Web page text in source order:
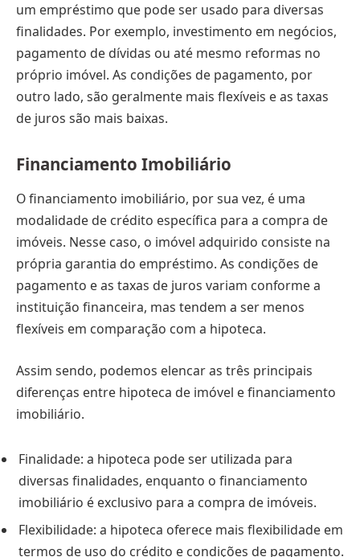
um empréstimo que pode ser usado para diversas
finalidades. Por exemplo, investimento em negócios,
pagamento de dívidas ou até mesmo reformas no
próprio imóvel. As condições de pagamento, por
outro lado, são geralmente mais flexíveis e as taxas
de juros são mais baixas.
Financiamento Imobiliário
O financiamento imobiliário, por sua vez, é uma
modalidade de crédito específica para a compra de
imóveis. Nesse caso, o imóvel adquirido consiste na
própria garantia do empréstimo. As condições de
pagamento e as taxas de juros variam conforme a
instituição financeira, mas tendem a ser menos
flexíveis em comparação com a hipoteca.
Assim sendo, podemos elencar as três principais
diferenças entre hipoteca de imóvel e financiamento
imobiliário.
Finalidade: a hipoteca pode ser utilizada para
diversas finalidades, enquanto o financiamento
imobiliário é exclusivo para a compra de imóveis.
Flexibilidade: a hipoteca oferece mais flexibilidade em
termos de uso do crédito e condições de pagamento.